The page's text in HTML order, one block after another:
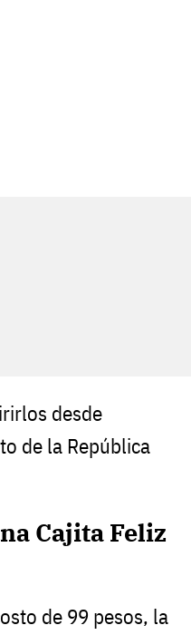
desde
de la República
Cajita Feliz
de 99 pesos, la